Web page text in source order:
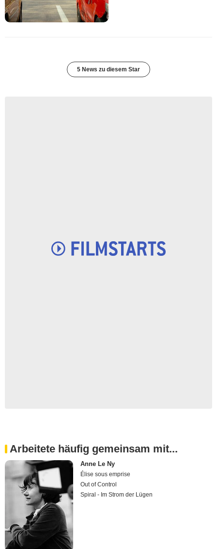
5 News zu diesem Star
Arbeitete häufig gemeinsam mit...
Anne Le Ny
Élise sous emprise
Out of Control
Spiral - Im Strom der Lügen